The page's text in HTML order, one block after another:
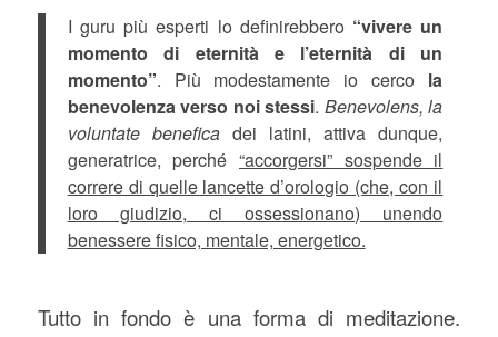
I guru più esperti lo definirebbero “vivere un
momento di eternità e l’eternità di un
momento”. Più modestamente io cerco la
benevolenza verso noi stessi. Benevolens, la
voluntate beneficadei latini, attiva dunque,
generatrice, perché “accorgersi” sospende il
correre di quelle lancette d’orologio (che, con il
loro giudizio, ci ossessionano) unendo
benessere fisico, mentale, energetico.
Tutto in fondo è una forma di meditazione.